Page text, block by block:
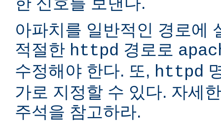
아파치를 일반적인 경로에
적절한 httpd 경로로
수정해야 한다. 또, httpd
가로 지정할 수 있다. 자세
주석을 참고하라.